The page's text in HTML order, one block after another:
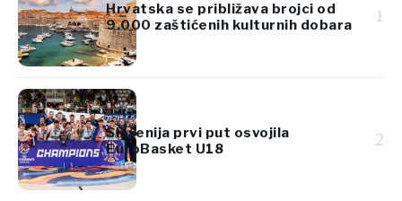
Hrvatska se približava brojci od
9.000 zaštićenih kulturnih dobara
1
Slovenija prvi put osvojila
EuroBasket U18
2